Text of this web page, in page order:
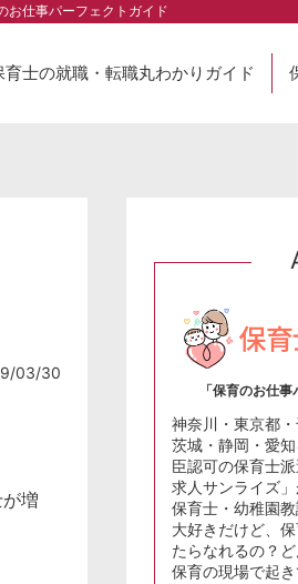
お仕事パーフェクトガイド
育士の就職・転職丸わかりガイド
03/30
増
「保育のお仕
神奈川・東京都
茨城・静岡・愛
臣認可の保育士
求人サンライズ」
保育士・幼稚園
大好きだけど、
たらなれるの？
保育の現場で起